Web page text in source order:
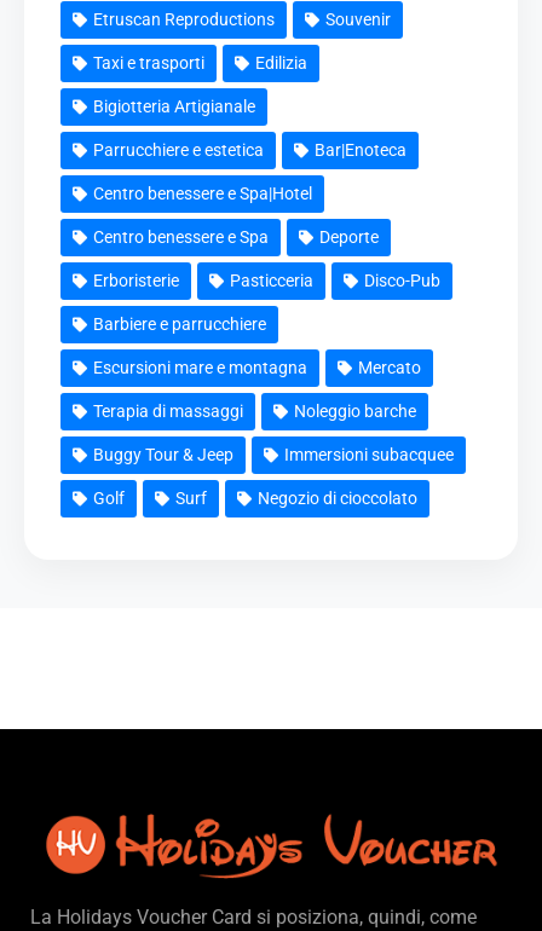
Etruscan Reproductions Souvenir
Taxi e trasporti Edilizia
Bigiotteria Artigianale
Parrucchiere e estetica Bar|Enoteca
Centro benessere e Spa|Hotel
Centro benessere e Spa Deporte
Erboristerie Pasticceria Disco-Pub
Barbiere e parrucchiere
Escursioni mare e montagna Mercato
Terapia di massaggi Noleggio barche
Buggy Tour & Jeep Immersioni subacquee
Golf Surf Negozio di cioccolato
La Holidays Voucher Card si posiziona, quindi, come